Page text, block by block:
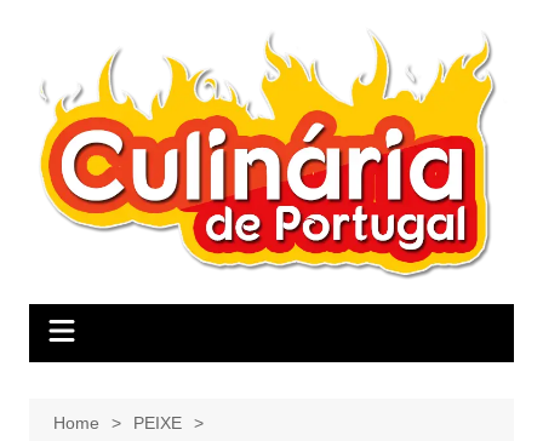
Home
PEIXE